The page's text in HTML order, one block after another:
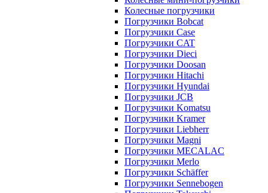
Колесные погрузчики
Погрузчики Bobcat
Погрузчики Case
Погрузчики CAT
Погрузчики Dieci
Погрузчики Doosan
Погрузчики Hitachi
Погрузчики Hyundai
Погрузчики JCB
Погрузчики Komatsu
Погрузчики Kramer
Погрузчики Liebherr
Погрузчики Magni
Погрузчики MECALAC
Погрузчики Merlo
Погрузчики Schäffer
Погрузчики Sennebogen